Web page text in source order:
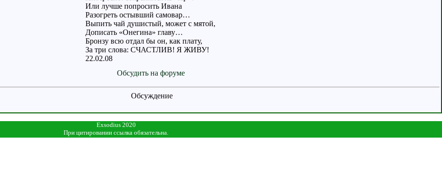
Или лучше попросить Ивана
Разогреть остывший самовар…
Выпить чай душистый, может с мятой,
Дописать «Онегина» главу…
Бронзу всю отдал бы он, как плату,
За три слова: СЧАСТЛИВ! Я ЖИВУ!
22.02.08
Обсудить на форуме
Обсуждение
Exsodius 2020
При цитировании ссылка обязательна.